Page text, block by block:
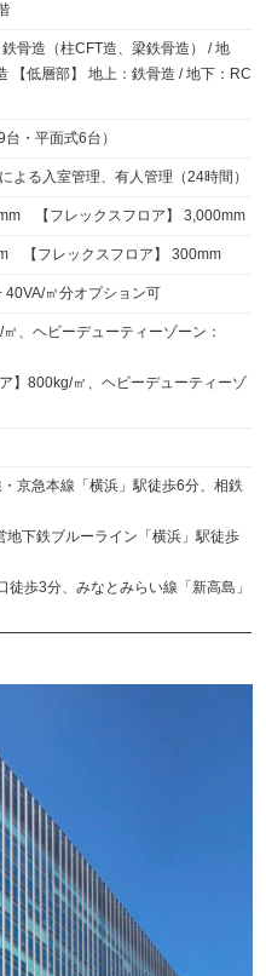
鉄骨造（柱CFT造、梁鉄骨造） / 地
【低層部】 地上：鉄骨造 / 地下：RC
・平面式6台）
よる入室管理、有人管理（24時間）
【フレックスフロア】 3,000mm
【フレックスフロア】 300mm
40VA/㎡分オプション可
㎡、ヘビーデューティーゾーン：
ア】800kg/㎡、ヘビーデューティーゾ
京急本線「横浜」駅徒歩6分、相鉄
地下鉄ブルーライン「横浜」駅徒歩
徒歩3分、みなとみらい線「新高島」